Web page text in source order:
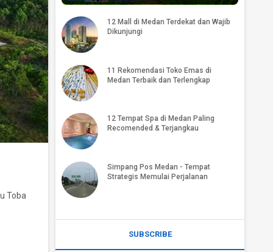
Toba
12 Mall di Medan Terdekat dan Wajib
Dikunjungi
11 Rekomendasi Toko Emas di
Medan Terbaik dan Terlengkap
12 Tempat Spa di Medan Paling
Recomended & Terjangkau
Simpang Pos Medan - Tempat
Strategis Memulai Perjalanan
SUBSCRIBE